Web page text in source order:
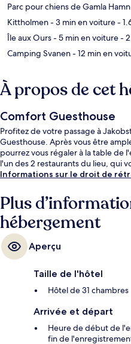
Parc pour chiens de Gamla Hamn
Kittholmen- 3 min en voiture-
Île aux Ours- 5 min en voiture-
Camping Svanen- 12 min en
À propos de cet
Comfort Guesthouse
Profitez de votre passage à
Guesthouse. Après vous être
pourrez vous régaler à la table de
l'un des 2 restaurants du lieu, qui
Informations sur le droit de
Plus
hébergement
Aperçu
Taille de l'hôtel
Hôtel de 31 chambres
Arrivée et départ
Heure de début de
fin de